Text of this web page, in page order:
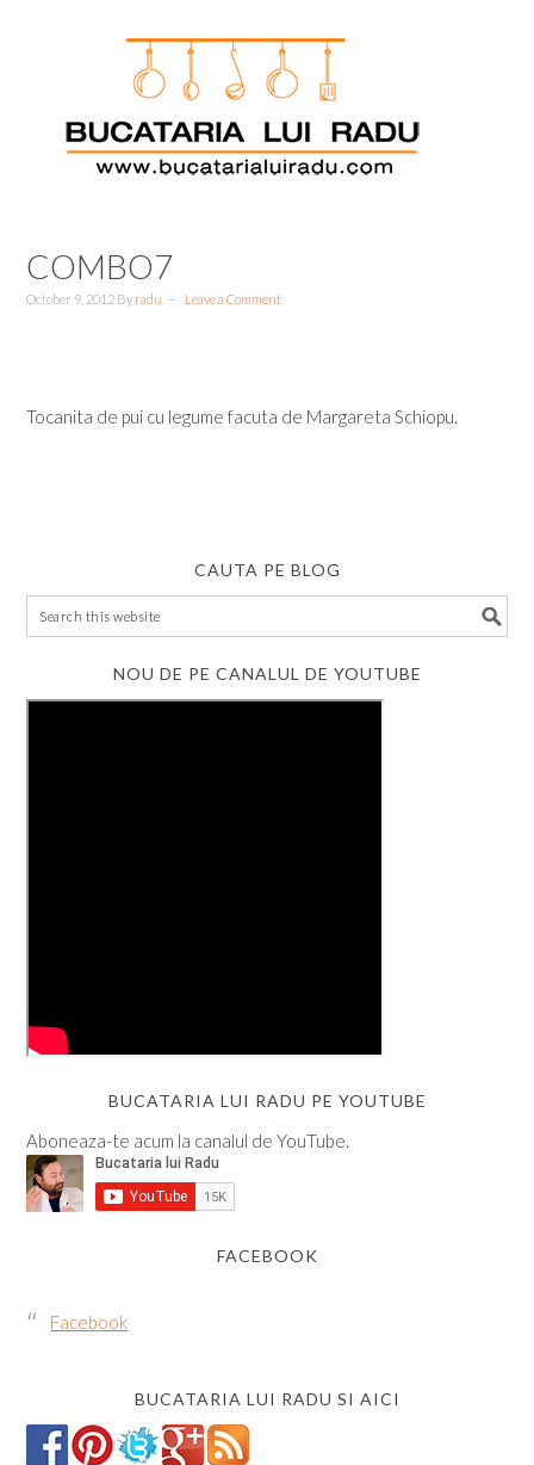
COMBO7
October 9, 2012 By radu Leave a Comment
Tocanita de pui cu legume facuta de Margareta Schiopu.
CAUTA PE BLOG
NOU DE PE CANALUL DE YOUTUBE
BUCATARIA LUI RADU PE YOUTUBE
Aboneaza-te acum la canalul de YouTube.
FACEBOOK
Facebook
BUCATARIA LUI RADU SI AICI